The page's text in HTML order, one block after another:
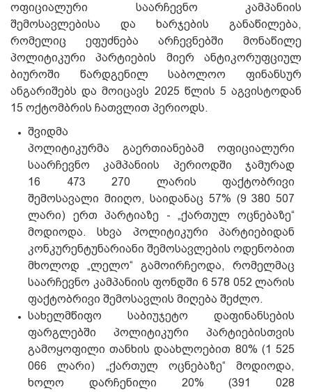
ოფიციალური საარჩევნო კამპანიის
შემოსავლებისა და ხარჯების განაწილება,
რომელიც ეფუძნება არჩევნებში მონაწილე
პოლიტიკური პარტიების მიერ ანტიკორუფციულ
ბიუროში წარდგენილ საბოლოო ფინანსურ
ანგარიშებს და მოიცავს 2025 წლის 5 აგვისტოდან
15 ოქტომბრის ჩათვლით პერიოდს.
შვიდმა
პოლიტიკურმა გაერთიანებამ ოფიციალური
საარჩევნო კამპანიის პერიოდში ჯამურად
16 473 270 ლარის ფაქტობრივი
შემოსავალი მიიღო, საიდანაც 57% (9 380 507
ლარი) ერთ პარტიაზე - „ქართულ ოცნებაზე“
მოდიოდა. სხვა პოლიტიკური პარტიებიდან
კონკურენტუნარიანი შემოსავლების ოდენობით
მხოლოდ „ლელო“ გამოირჩეოდა, რომელმაც
საარჩევნო კამპანიის ფონდში 6 578 052 ლარის
ფაქტობრივი შემოსავლის მიღება შეძლო.
სახელმწიფო საბიუჯეტო დაფინანსების
ფარგლებში პოლიტიკური პარტიებისთვის
გამოყოფილი თანხის დაახლოებით 80% (1 525
066 ლარი) „ქართულ ოცნებაზე“ მოდიოდა,
ხოლო დარჩენილი 20% (391 028